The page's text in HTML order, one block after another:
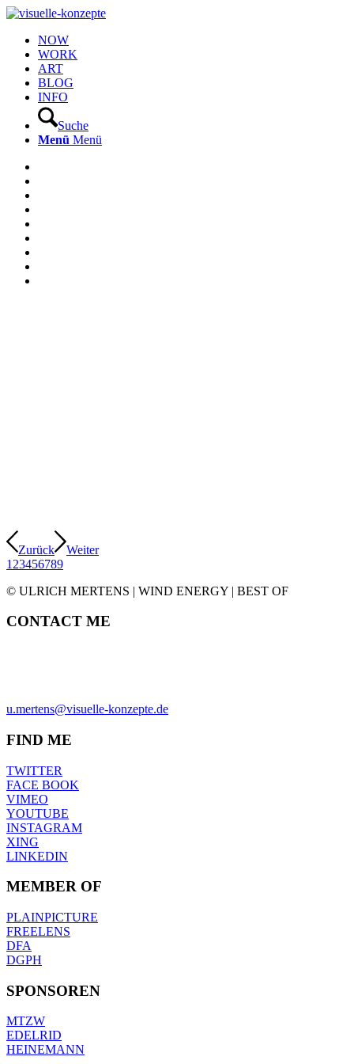
NOW
WORK
ART
BLOG
INFO
Suche
Menü Menü
Zurück
Weiter
1 23456789
© ULRICH MERTENS | WIND ENERGY | BEST OF
CONTACT ME
u.mertens@visuelle-konzepte.de
FIND ME
TWITTER
FACE BOOK
VIMEO
YOUTUBE
INSTAGRAM
XING
LINKEDIN
MEMBER OF
PLAINPICTURE
FREELENS
DFA
DGPH
SPONSOREN
MTZW
EDELRID
HEINEMANN